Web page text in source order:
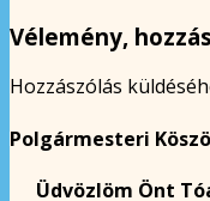
Vélemény,
Hozzászólás
Polgármesteri
Üdvözlöm Önt